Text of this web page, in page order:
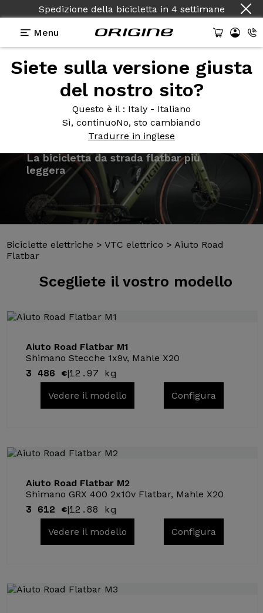
Spedizione della bicicletta in 4 settimane
Menu
Siete sulla versione giusta
del nostro sito?
Questo è il : Italy - Italiano
Sì, continuoNo, sto cambiando
Tradurre in inglese
Presentazione Tecnologie
Biciclette elettriche >VTC elettrico >Aiuto Road
Flatbar
Scegliete ilvostro modello
Aiuto Road Flatbar M1
Shimano Stecche 1x9v, Mahle X20
3 486 €|12.97 kg
Vedere il modello Configura
Aiuto Road Flatbar M2
Shimano GRX 400 2x10v Flatbar, Mahle X20
3 612 €|12.88 kg
Vedere il modello Configura